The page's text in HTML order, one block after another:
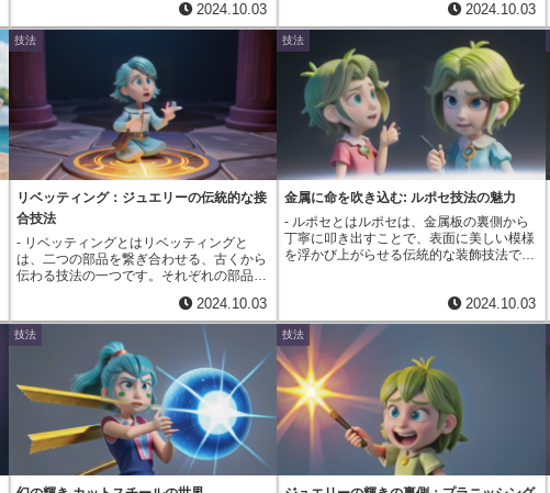
とで、絹のような柔らかな光沢を生み出す
「サテン仕上げ」や、槌で叩いたような凹
凸をつけることで、温かみのある質感を表
現する「槌目仕上げ」など、宝飾品のデザ
インや素材に合わせて、様々な仕上げが用
いられています。
て、時を経ても飽きのこない魅力を放ち続
けます。
て調整することで、繊細なデザインを金属
の表面に浮かび上がらせることができま
す。この技法は、彫刻のように回転する刃
物やレーザーを用いて金属や宝石の表面を
削り取る方法とは大きく異なります。彫刻
は、材料を物理的に除去していく方法です
が、エッチングは薬品による化学反応を利
用して金属を溶かし出すため、材料の除去
量が少なく、より精密な表現が可能です。
エッチングは、宝飾品の装飾や質感を高め
る目的で広く用いられています。例えば、
指輪やネックレスの表面に、繊細な模様や
文字を刻印することができます。また、金
属の表面に微細な凹凸を作り出すことで、
光沢のある部分と艶消しの部分を
contrasted に表現し、独特の風合いを生み
出すこともできます。エッチングは、その
精密さ、繊細さ、そして多様な表現力か
ら、宝飾品作りにおいて欠かせない技術と
なっています。
2024.10.03
ることで模様を表現する点が大きな特徴で
す。一度刻まれた模様は消えることがな
く、金属の種類や彫刻の方法次第では、非
常に繊細で複雑なデザインを描き出すこと
も可能です。古代より、彫刻は金属製の工
芸品や武具、貨幣などに施され、装飾や識
別の役割を担ってきました。現代において
も、その美しい仕上がりが高く評価され、
宝飾品や時計、美術品など、幅広い分野で
活用されています。彫刻には、大きく分け
て「手彫り」と「機械彫り」の二つの方法
があります。熟練の職人が鏨（たがね）と
呼ばれる専用の道具を用いて、一点一点手
作業で彫り進めていく「手彫り」は、温か
みのある風合いと高い芸術性が魅力です。
一方、「機械彫り」は、コンピューター制
す。このように、彫刻は長い歴史の中で発
展を遂げてきた、奥深い技術です。金属に
新たな命を吹き込み、時を経ても色褪せな
い美しさを生み出す彫刻は、これからも私
たちの心を魅了し続けるでしょう。
2024.10.03
技法
リベッティング：ジュエリーの伝統的な接
合技法
- リベッティングとはリベッティングと
は、二つの部品を繋ぎ合わせる、古くから
伝わる技法の一つです。それぞれの部品に
ピンやネジを通して固定することで、しっ
かりと組み合わせることができます。 こ
の技法は、接着剤が使えない高温になる場
所や、強い力がかかる場所で使用されるな
ど、その頑丈さが特徴です。ジュエリー製
作においても、リベッティングは繊細なデ
ザインや異素材の組み合わせを実現する際
に欠かせない技術として、古くから重宝さ
れてきました。例えば、繊細なレースのよ
うな模様の金属板と、宝石を留める台座を
組み合わせる場合、リベッティングを用い
2024.10.03
技法
金属に命を吹き込む: ルポセ技法の魅力
- ルポセとはルポセは、金属板の裏側から
丁寧に叩き出すことで、表面に美しい模様
を浮かび上がらせる伝統的な装飾技法で
ものに用いられてきました。 その歴史は
古く、古代メソポタミア文明まで遡るとさ
れており、当時の人々の美的感覚や技術の
高さが伺えます。一見すると、複雑で高度
な技術を要するように思えるかもしれませ
ん。 しかし実際には、金属板とハンマ
ー、そして模様を彫り出すために使うタガ
ネと呼ばれる道具さえあれば、誰でも挑戦
できるのです。 金属の特性と、ハンマー
で叩く強弱を理解することが重要です。
力加減によって微妙な凹凸を表現すること
で、繊細な模様や立体的なデザインを生み
2024.10.03
技法 技法